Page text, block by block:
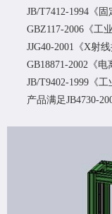
JB/T7412-1994《固
GBZ117-2006《工业
JJG40-2001《X射线
GB18871-2002《电
JB/T9402-1999《工
产品满足JB4730-